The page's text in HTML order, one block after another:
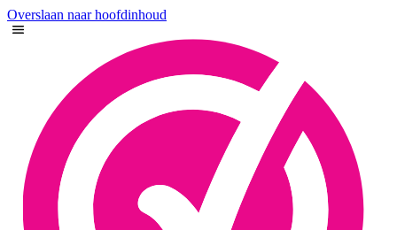
Overslaan naar hoofdinhoud